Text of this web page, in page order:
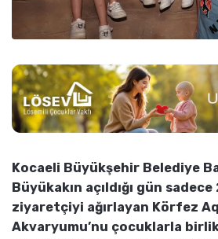
Kocaeli Büyükşehir Belediye
Büyükakın açıldığı gün
ziyaretçiyi ağırlayan Körfez
Akvaryumu’nu çocuklarla